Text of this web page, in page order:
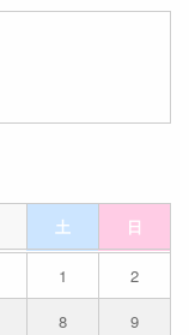
土 日
1
2
8 9